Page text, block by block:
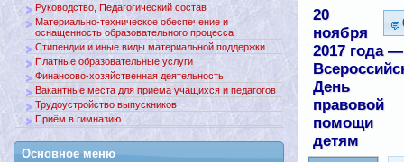
20
ноября
2017 года —
День
правовой
помощи
детям
Руководство, Педагогический состав
Материально-техническое обеспечение и
оснащенность образовательного процесса
Стипендии и иные виды материальной поддержки
Платные образовательные услуги
Финансово-хозяйственная деятельность
Вакантные места для приема учащихся и педагогов
Трудоустройство выпускников
Приём в гимназию
Основное меню